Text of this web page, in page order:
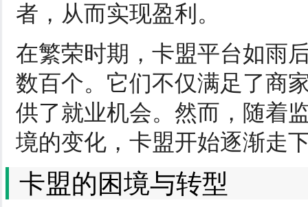
者，从而实现盈利。
在繁荣时期，卡盟平台如雨
数百个。它们不仅满足了商
供了就业机会。然而，随着
境的变化，卡盟开始逐渐走
卡盟的困境与转型